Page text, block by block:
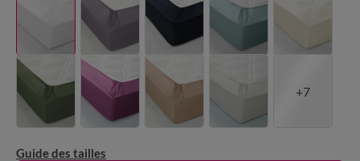
+7
Guide des tailles